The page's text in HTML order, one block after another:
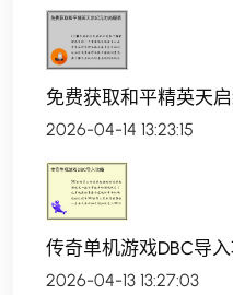
免费获取和平精英天
2026-04-14 13:23:15
传奇单机游戏DBC导
2026-04-13 13:27:03